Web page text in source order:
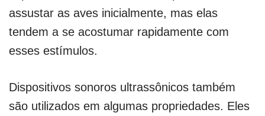
assustar as aves inicialmente, mas elas
tendem a se acostumar rapidamente com
esses estímulos.
Dispositivos sonoros ultrassônicos também
são utilizados em algumas propriedades. Eles